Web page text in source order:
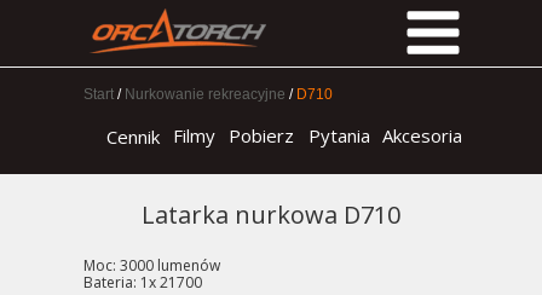
Cennik Akcesoria
Pytania
Pobierz
Filmy
Start / Nurkowanie rekreacyjne / D710
Latarka nurkowa D710
Moc: 3000 lumenów
Bateria: 1x 21700